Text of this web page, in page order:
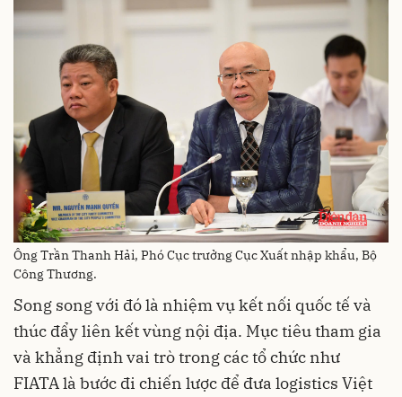
Ông Trần Thanh Hải, Phó Cục trưởng Cục Xuất nhập khẩu, Bộ
Công Thương.
Song song với đó là nhiệm vụ kết nối quốc tế và
thúc đẩy liên kết vùng nội địa. Mục tiêu tham gia
và khẳng định vai trò trong các tổ chức như
FIATA là bước đi chiến lược để đưa logistics Việt